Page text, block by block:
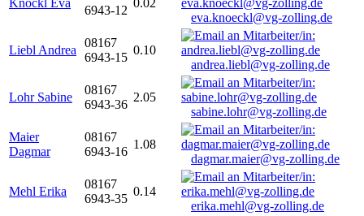
Knöckl Eva
6943-12
0.02
eva.knoeckl@vg-zolling.de
Liebl Andrea
08167
6943-15
0.10
andrea.liebl@vg-zolling.de
Lohr Sabine
08167
6943-36
2.05
sabine.lohr@vg-zolling.de
Maier
Dagmar
08167
6943-16
1.08
dagmar.maier@vg-zolling.de
Mehl Erika
08167
6943-35
0.14
erika.mehl@vg-zolling.de